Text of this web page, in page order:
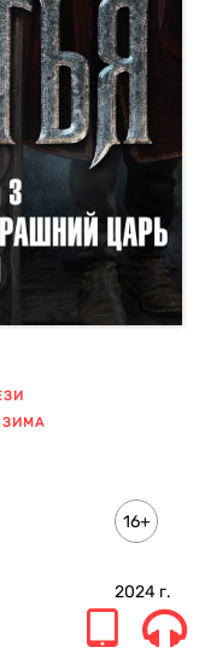
ЗИМА
16+
2024 г.